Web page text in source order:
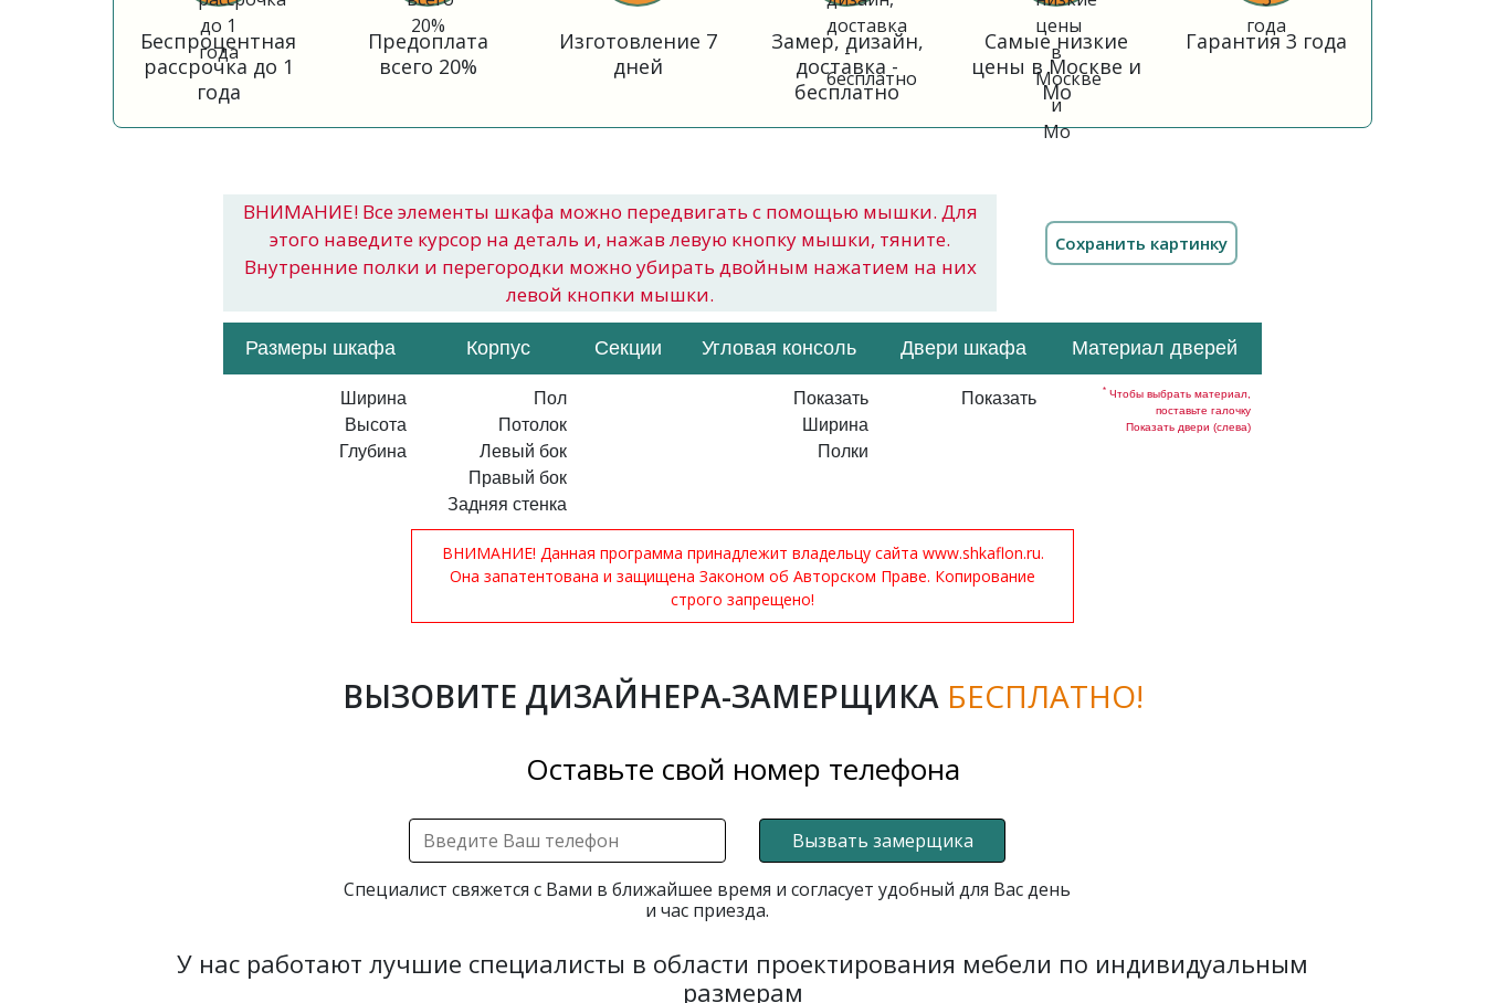
Беспроцентная
рассрочка до 1
года
Предоплата
всего 20%
Изготовление 7
дней
Замер, дизайн,
доставка -
бесплатно
Самые низкие
цены в Москве и
Мо
Гарантия 3 года
ВНИМАНИЕ! Все элементы шкафа можно передвигать с помощью мышки. Для
этого наведите курсор на деталь и, нажав левую кнопку мышки, тяните.
Внутренние полки и перегородки можно убирать двойным нажатием на них
левой кнопки мышки.
Размеры шкафа Корпус Секции Угловая консоль Двери шкафа Материал дверей
Ширина
Высота
Глубина
Пол
Потолок
Левый бок
Правый бок
Задняя стенка
Показать
Ширина
Полки
Показать * Чтобы выбрать материал,
поставьте галочку
Показать двери (слева)
ВНИМАНИЕ! Данная программа принадлежит владельцу сайта www.shkaflon.ru.
Она запатентована и защищена Законом об Авторском Праве. Копирование
строго запрещено!
ВЫЗОВИТЕ ДИЗАЙНЕРА-ЗАМЕРЩИКА БЕСПЛАТНО!
Оставьте свой номер телефона
Вызвать замерщика
Специалист свяжется с Вами в ближайшее время и согласует удобный для Вас день
и час приезда.
У нас работают лучшие специалисты в области проектирования мебели по индивидуальным
размерам